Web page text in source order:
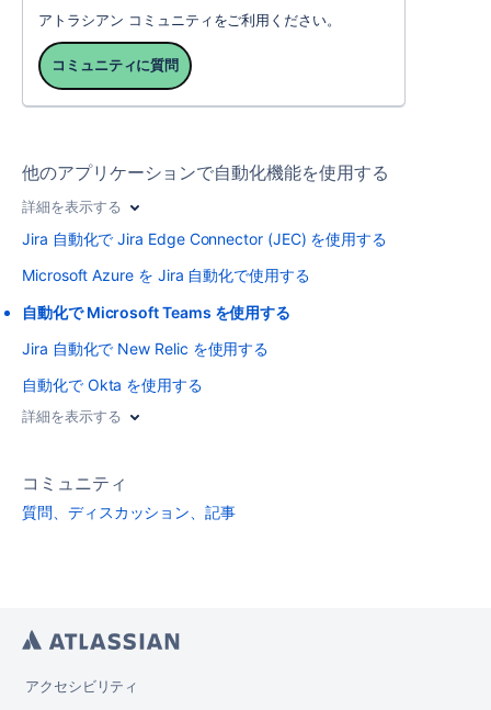
アトラシアン コミュニティをご利用ください。
コミュニティに質問
他のアプリケーションで自動化機能を使用する
詳細を表示する
Jira 自動化で Jira Edge Connector (JEC) を使用する
Microsoft Azure を Jira 自動化で使用する
自動化で Microsoft Teams を使用する
Jira 自動化で New Relic を使用する
自動化で Okta を使用する
詳細を表示する
コミュニティ
質問、ディスカッション、記事
アクセシビリティ